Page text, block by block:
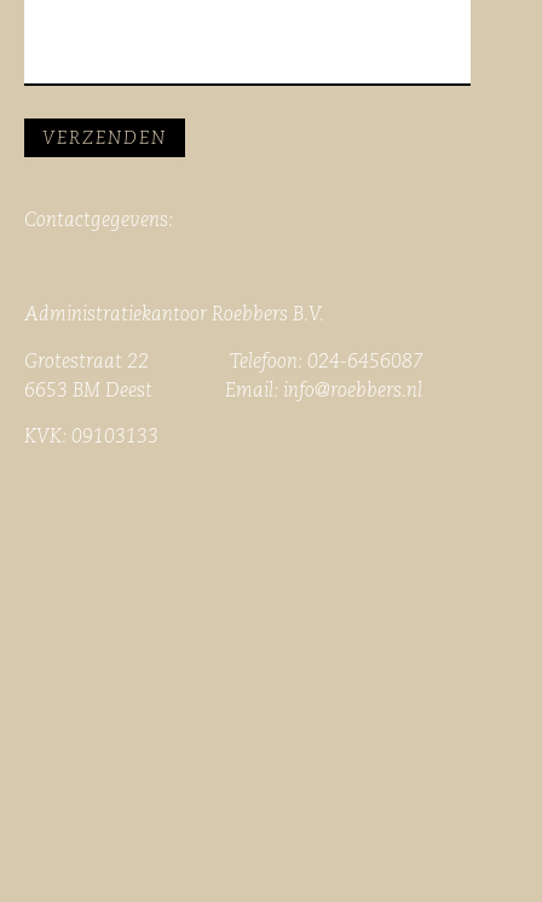
Contactgegevens:
Administratiekantoor Roebbers B.V.
Grotestraat 22 Telefoon: 024-6456087
6653 BM Deest Email: info@roebbers.nl
KVK: 09103133